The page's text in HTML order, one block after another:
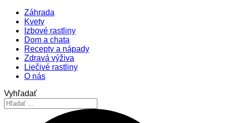
Záhrada
Kvety
Izbové rastliny
Dom a chata
Recepty a nápady
Zdravá výživa
Liečivé rastliny
O nás
Vyhľadať